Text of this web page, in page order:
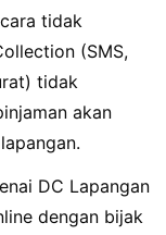
tidak
(SMS,
tidak
akan
DC Lapangan
dengan bijak